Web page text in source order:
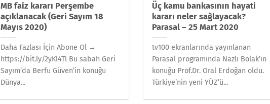
MB faiz kararı Perşembe
açıklanacak (Geri Sayım 18
Mayıs 2020)
Daha Fazlası İçin Abone Ol →
https://bit.ly/2yKl4Tl Bu sabah Geri
Sayım’da Berfu Güven’in konuğu
Dünya...
Üç kamu bankasının hayati
kararı neler sağlayacak?
Parasal – 25 Mart 2020
tv100 ekranlarında yayınlanan
Parasal programında Nazlı Bolak’ın
konuğu Prof.Dr. Oral Erdoğan oldu.
Türkiye’nin yeni YÜZ’ü...